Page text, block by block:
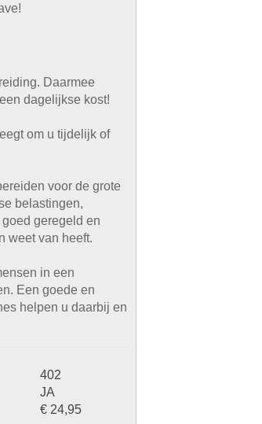
Daarmee
dagelijkse kost!
om u tijdelijk of
voor de grote
belastingen,
geregeld en
weet van heeft.
in een
Een goede en
helpen u daarbij en
402
JA
€ 24,95